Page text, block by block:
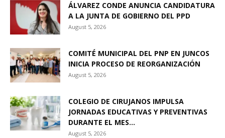
ÁLVAREZ CONDE ANUNCIA CANDIDATURA
A LA JUNTA DE GOBIERNO DEL PPD
August 5, 2026
COMITÉ MUNICIPAL DEL PNP EN JUNCOS
INICIA PROCESO DE REORGANIZACIÓN
August 5, 2026
COLEGIO DE CIRUJANOS IMPULSA
JORNADAS EDUCATIVAS Y PREVENTIVAS
DURANTE EL MES...
August 5, 2026